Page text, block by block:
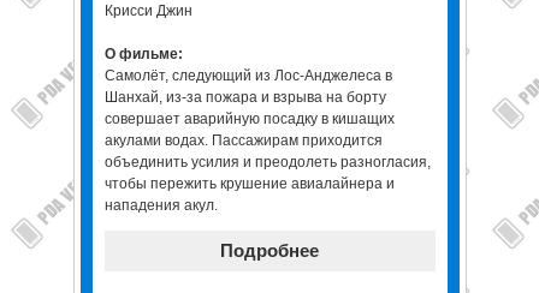
Крисси Джин
О фильме:
Самолёт, следующий из Лос-Анджелеса в
Шанхай, из-за пожара и взрыва на борту
совершает аварийную посадку в кишащих
акулами водах. Пассажирам приходится
объединить усилия и преодолеть разногласия,
чтобы пережить крушение авиалайнера и
нападения акул.
Подробнее